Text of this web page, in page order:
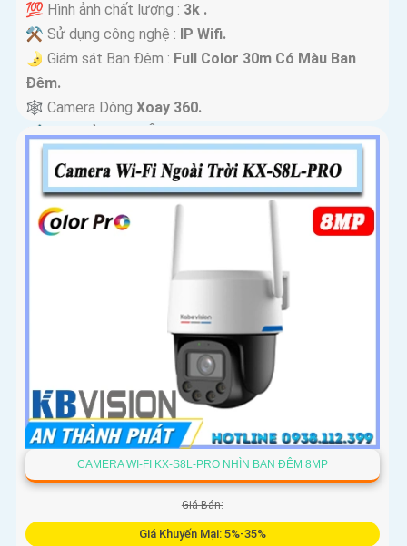
💯 Hình ảnh chất lượng : 3k .
⚒ Sử dụng công nghệ : IP Wifi.
🌛 Giám sát Ban Đêm : Full Color 30m Có Màu Ban
Ðêm.
🕸️ Camera Dòng Xoay 360.
️📢 Đặt Điểm :Thu Âm Và Loa.
CAMERA WI-FI KX-S8L-PRO NHÌN BAN ĐÊM 8MP
Giá Bán:
Giá Khuyến Mại: 5%-35%